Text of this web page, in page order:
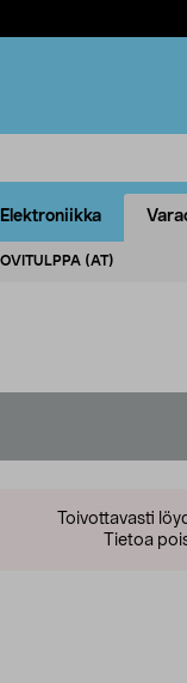
Elektroniikka
(AT)
Toivottavasti
Tietoa